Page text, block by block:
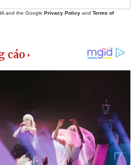
Tỷ giá
and the Google Privacy Policy and Terms of